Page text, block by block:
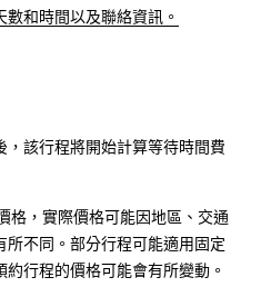
和時間以及聯絡資訊。
，該行程將開始計算等待時間費
格，實際價格可能因地區、交通
不同。部分行程可能適用固定
行程的價格可能會有所變動。